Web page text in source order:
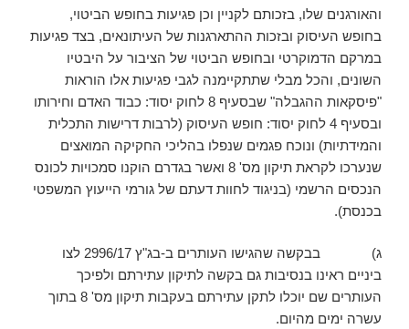
והאורגנים שלו, בזכותם לקניין וכן פגיעות בחופש הביטוי,
בחופש העיסוק ובזכות ההתארגנות של העיתונאים, בצד פגיעות
במרקם הדמוקרטי ובחופש הביטוי של הציבור על היבטיו
השונים, והכל מבלי שתתקיימנה לגבי פגיעות אלו הוראות
"פיסקאות ההגבלה" שבסעיף 8 לחוק יסוד: כבוד האדם וחירותו
ובסעיף 4 לחוק יסוד: חופש העיסוק (לרבות דרישות התכלית
והמידתיות) ונוכח פגמים שנפלו בהליכי החקיקה המואצים
שנערכו לקראת תיקון מס' 8 ואשר בגדרם הוקנו סמכויות לכונס
הנכסים הרשמי (בניגוד לחוות דעתם של גורמי הייעוץ המשפטי
בכנסת).
ג) בבקשה שהגישו העותרים ב-בג"ץ 2996/17 לצו
ביניים ראינו בנסיבות גם בקשה לתיקון עתירתם ולפיכך
העותרים שם יוכלו לתקן עתירתם בעקבות תיקון מס' 8 בתוך
עשרה ימים מהיום.